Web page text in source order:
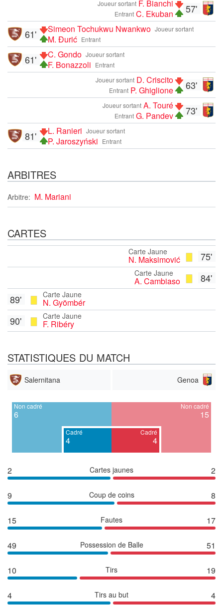
57'
Joueur sortant F. Bianchi
Entrant C. Ekuban
Joueur sortant
Simeon Tochukwu Nwankwo
Entrant
M. Đurić
61'
Joueur sortant
C. Gondo
Entrant
F. Bonazzoli
61'
63'
Joueur sortant D. Criscito
Entrant P. Ghiglione
73'
Joueur sortant A. Touré
Entrant G. Pandev
Joueur sortant
L. Ranieri
Entrant
P. Jaroszyński
81'
ARBITRES
Arbitre: M. Mariani
CARTES
75'
Carte Jaune
N. Maksimović
84'
Carte Jaune
A. Cambiaso
Carte Jaune
N. Gyömbér
89'
Carte Jaune
F. Ribéry
90'
STATISTIQUES DU MATCH
Salernitana Genoa
Non cadré
6
Cadré
4
Cadré
4
Non cadré
15
2 Cartes jaunes 2
9 Coup de coins 8
15 Fautes 17
49 Possession de Balle 51
10 Tirs 19
4 Tirs au but 4